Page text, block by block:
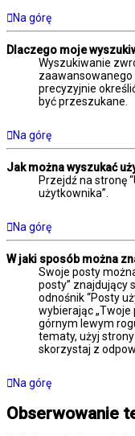
Na górę
Dlaczego moje
Wyszukiwanie
zaawansowanego
precyzyjnie
być przeszukane.
Na górę
Jak można wyszukać
Przejdź na stronę
użytkownika”.
Na górę
W jaki sposób można
Swoje posty
posty” znajdujący
odnośnik “Posty
wybierając „Twoje
górnym lewym
tematy, użyj
skorzystaj z
Na górę
Obserwowanie